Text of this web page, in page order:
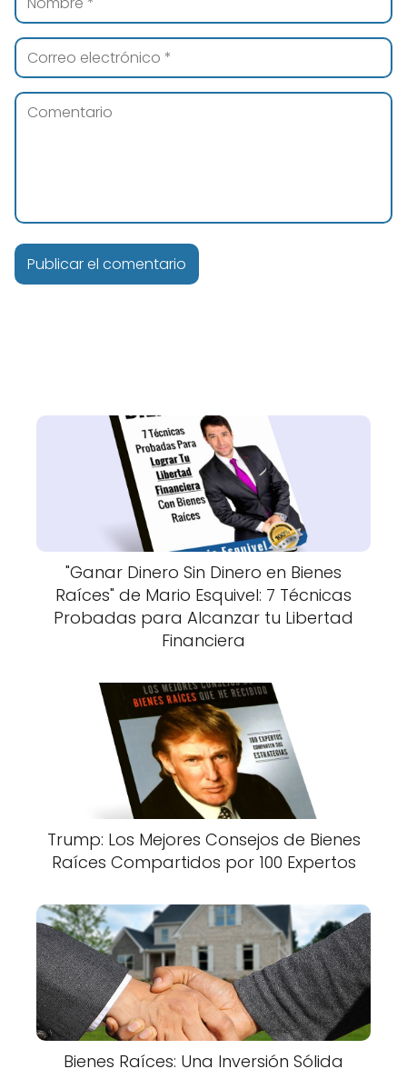
"Ganar Dinero Sin Dinero en Bienes
Raíces" de Mario Esquivel: 7 Técnicas
Probadas para Alcanzar tu Libertad
Financiera
Trump: Los Mejores Consejos de Bienes
Raíces Compartidos por 100 Expertos
Bienes Raíces: Una Inversión Sólida